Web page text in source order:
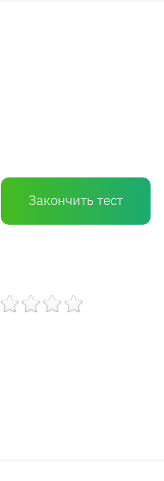
Закончить тест